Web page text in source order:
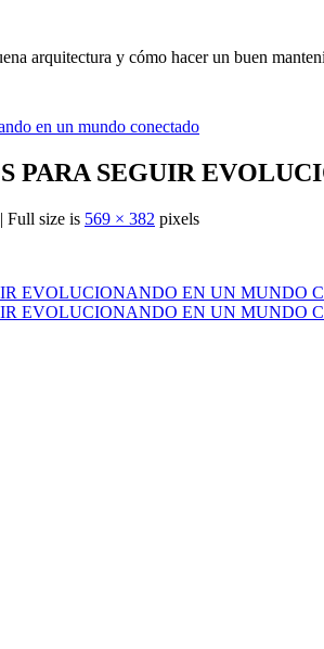
arquitectura y cómo hacer un buen
en un mundo conectado
PARA SEGUIR
| Full size is 569 × 382 pixels
EVOLUCIONANDO EN UN MUNDO
EVOLUCIONANDO EN UN MUNDO